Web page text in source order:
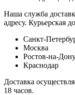
Наша служба
адресу. Курьерская
Санкт-
Москва
Ростов-на-
Краснодар
Доставка
18 часов.